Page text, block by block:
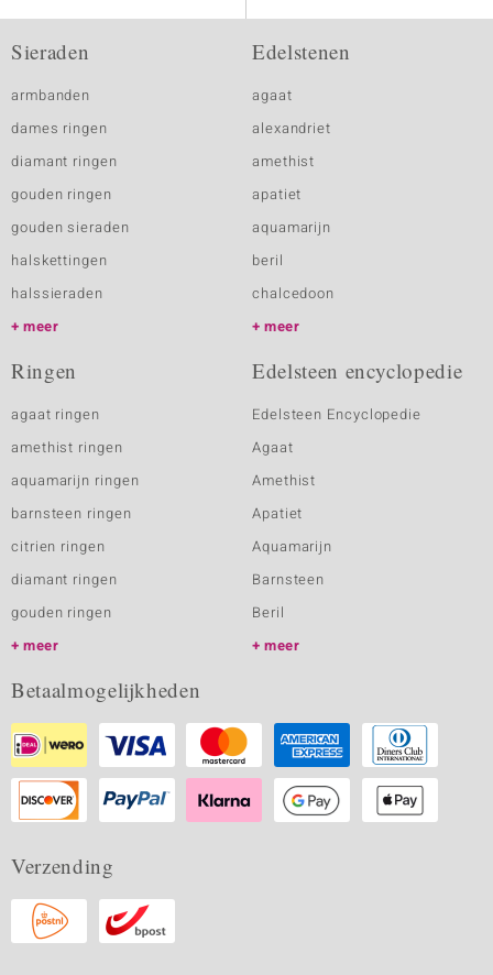
Sieraden
armbanden
dames ringen
diamant ringen
gouden ringen
gouden sieraden
halskettingen
halssieraden
meer
Edelstenen
agaat
alexandriet
amethist
apatiet
aquamarijn
beril
chalcedoon
meer
Ringen
agaat ringen
amethist ringen
aquamarijn ringen
barnsteen ringen
citrien ringen
diamant ringen
gouden ringen
meer
Edelsteen encyclopedie
Edelsteen Encyclopedie
Agaat
Amethist
Apatiet
Aquamarijn
Barnsteen
Beril
meer
Betaalmogelijkheden
Verzending